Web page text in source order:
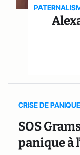
CRISE DE PANIQUE
SOS
panique à